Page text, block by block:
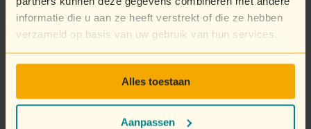
informatie die u aan ze heeft verstrekt of die ze hebben
verzameld op basis van uw gebruik van hun services.
Alles toestaan
Aanpassen